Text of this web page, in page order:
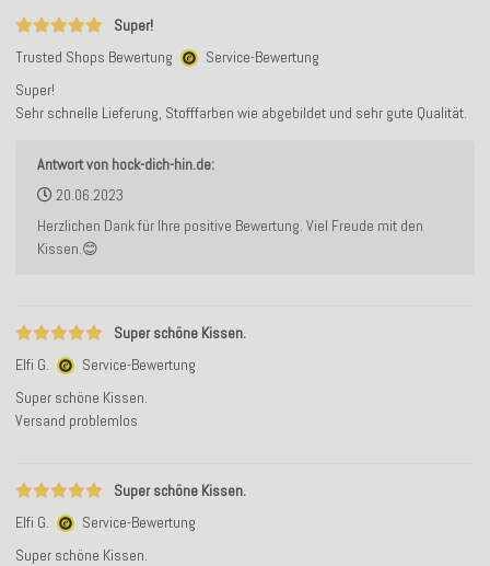
Super!
Trusted Shops Bewertung
Service-Bewertung
Super!
Sehr schnelle Lieferung, Stofffarben wie abgebildet und sehr gute Qualität.
Antwort von hock-dich-hin.de:
20.06.2023
Herzlichen Dank für Ihre positive Bewertung. Viel Freude mit den
Kissen.😊
Super schöne Kissen.
Elfi G.
Service-Bewertung
Super schöne Kissen.
Versand problemlos
Super schöne Kissen.
Elfi G.
Service-Bewertung
Super schöne Kissen.